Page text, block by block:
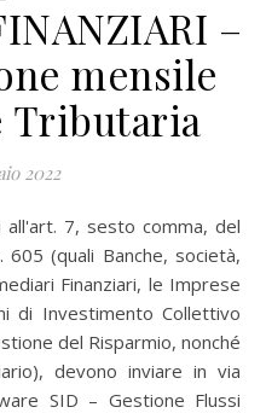
–
mensile
Tributaria
2022
(quali Banche, società,
Finanziari, le Imprese
di Investimento Collettivo
del Risparmio, nonché
devono inviare in via
SID – Gestione Flussi